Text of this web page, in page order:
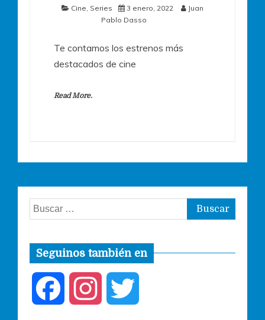
Cine, Series 3 enero, 2022
Juan
Pablo Dasso
Te contamos los estrenos más
destacados de cine
Read More.
Buscar:
Seguinos también en